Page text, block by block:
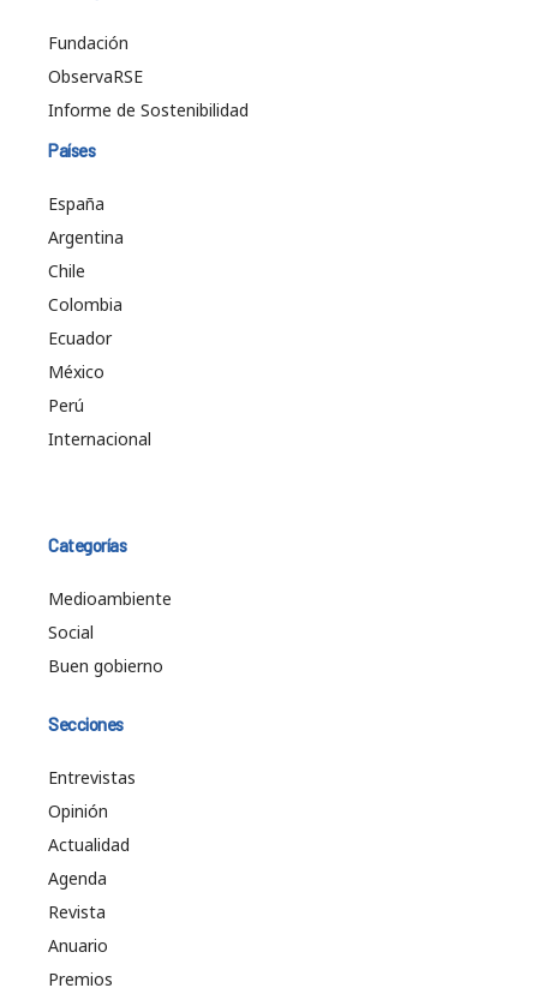
Fundación
ObservaRSE
Informe de Sostenibilidad
Países
España
Argentina
Chile
Colombia
Ecuador
México
Perú
Internacional
Categorías
Medioambiente
Social
Buen gobierno
Secciones
Entrevistas
Opinión
Actualidad
Agenda
Revista
Anuario
Premios